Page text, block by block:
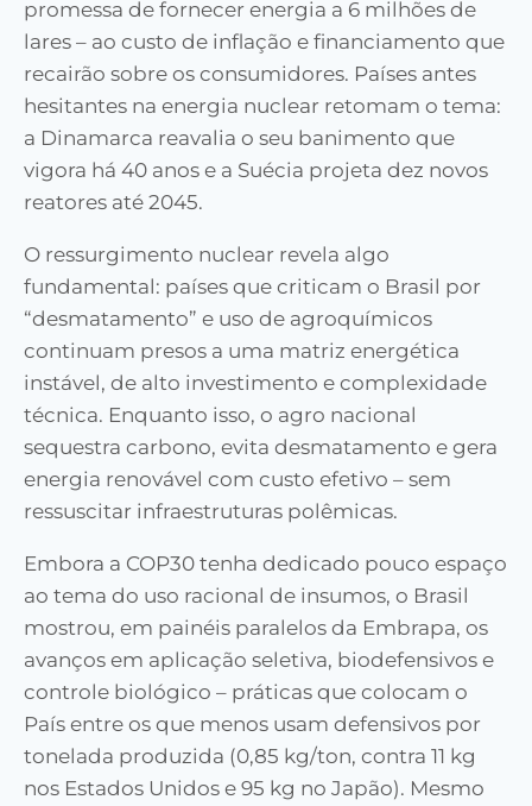
promessa de fornecer energia a 6 milhões de
lares – ao custo de inflação e financiamento que
recairão sobre os consumidores. Países antes
hesitantes na energia nuclear retomam o tema:
a Dinamarca reavalia o seu banimento que
vigora há 40 anos e a Suécia projeta dez novos
reatores até 2045.
O ressurgimento nuclear revela algo
fundamental: países que criticam o Brasil por
“desmatamento” e uso de agroquímicos
continuam presos a uma matriz energética
instável, de alto investimento e complexidade
técnica. Enquanto isso, o agro nacional
sequestra carbono, evita desmatamento e gera
energia renovável com custo efetivo – sem
ressuscitar infraestruturas polêmicas.
Embora a COP30 tenha dedicado pouco espaço
ao tema do uso racional de insumos, o Brasil
mostrou, em painéis paralelos da Embrapa, os
avanços em aplicação seletiva, biodefensivos e
controle biológico – práticas que colocam o
País entre os que menos usam defensivos por
tonelada produzida (0,85 kg/ton, contra 11 kg
nos Estados Unidos e 95 kg no Japão). Mesmo